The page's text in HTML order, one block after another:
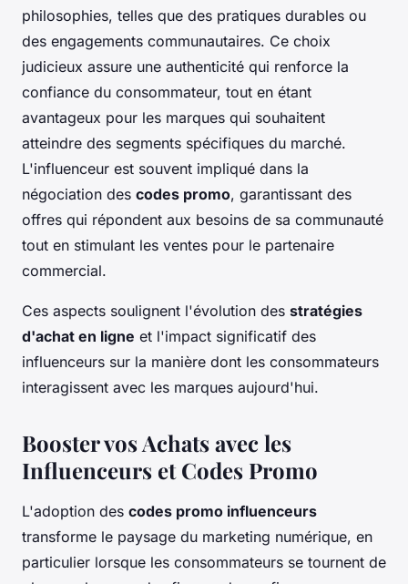
philosophies, telles que des pratiques durables ou
des engagements communautaires. Ce choix
judicieux assure une authenticité qui renforce la
confiance du consommateur, tout en étant
avantageux pour les marques qui souhaitent
atteindre des segments spécifiques du marché.
L'influenceur est souvent impliqué dans la
négociation des codes promo, garantissant des
offres qui répondent aux besoins de sa communauté
tout en stimulant les ventes pour le partenaire
commercial.
Ces aspects soulignent l'évolution des stratégies
d'achat en ligne et l'impact significatif des
influenceurs sur la manière dont les consommateurs
interagissent avec les marques aujourd'hui.
Booster vos Achats avec les
Influenceurs et Codes Promo
L'adoption des codes promo influenceurs
transforme le paysage du marketing numérique, en
particulier lorsque les consommateurs se tournent de